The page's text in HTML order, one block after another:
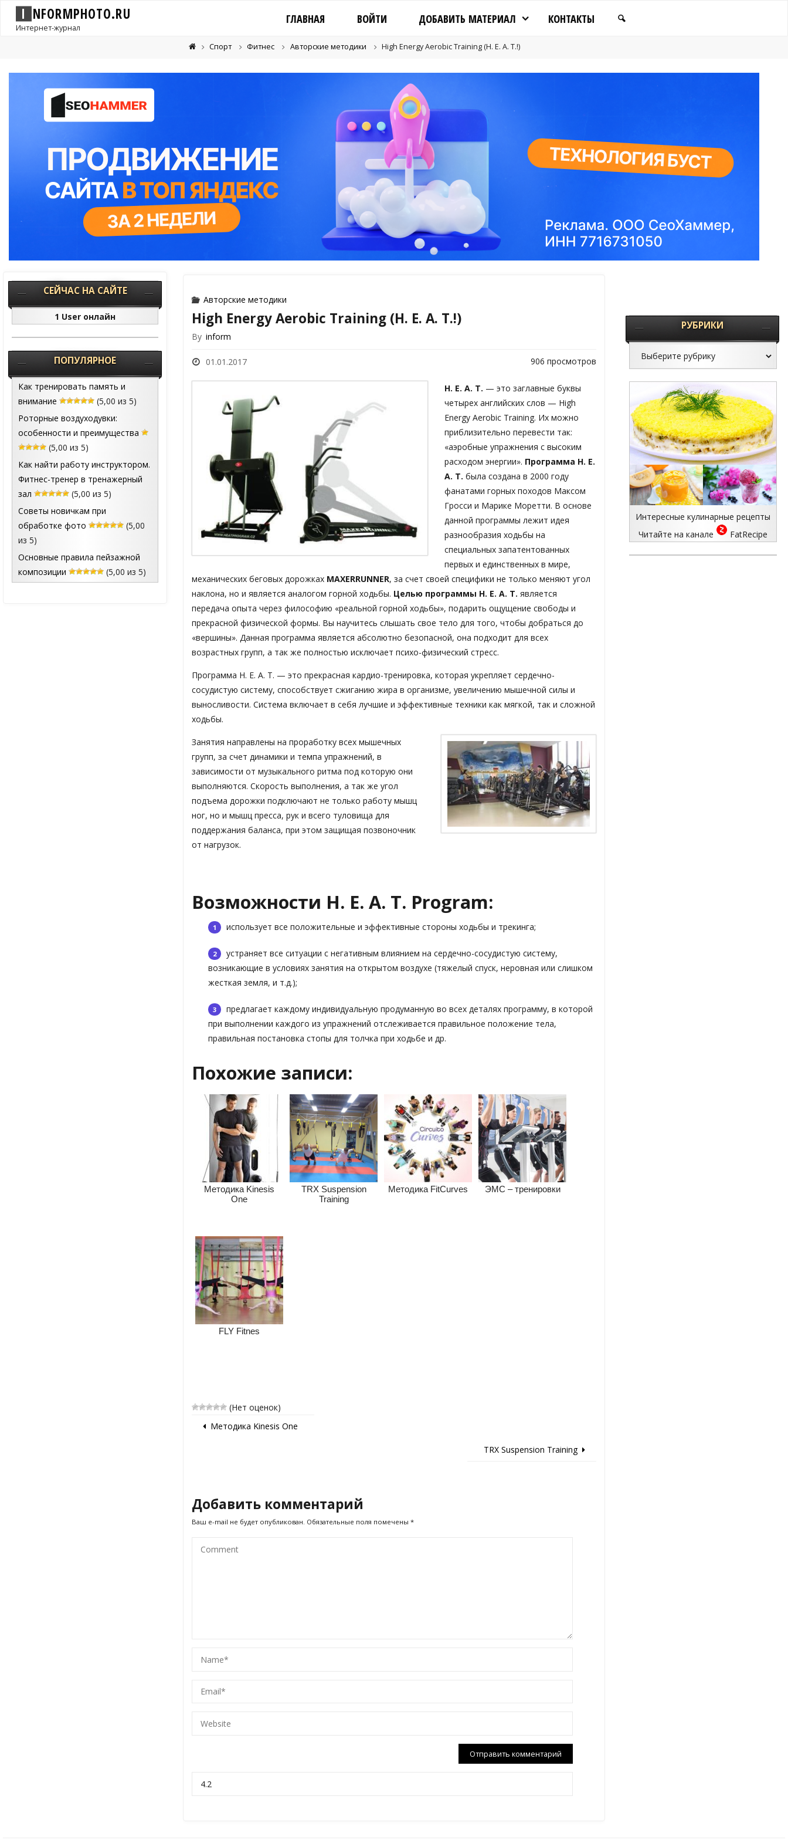
I NFORMPHOTO.RU
Интернет-журнал
ГЛАВНАЯ ВОЙТИ ДОБАВИТЬ МАТЕРИАЛ КОНТАКТЫ
Спорт Фитнес Авторские методики High Energy Аerobic Training (H. E. A. T.!)
Авторские методики
High Energy Аerobic Training (H. E. A. T.!)
By inform
01.01.2017 906 просмотров
H. E. A. T. — это заглавные буквы
четырех английских слов — High
Energy Аerobic Training. Их можно
приблизительно перевести так:
«аэробные упражнения с высоким
расходом энергии». Программа H. E.
A. T. была создана в 2000 году
фанатами горных походов Максом
Гросси и Марике Моретти. В основе
данной программы лежит идея
разнообразия ходьбы на
специальных запатентованных
первых и единственных в мире,
механических беговых дорожках MAXERRUNNER, за счет своей специфики не только меняют угол
наклона, но и является аналогом горной ходьбы. Целью программы H. E. A. T. является
передача опыта через философию «реальной горной ходьбы», подарить ощущение свободы и
прекрасной физической формы. Вы научитесь слышать свое тело для того, чтобы добраться до
«вершины». Данная программа является абсолютно безопасной, она подходит для всех
возрастных групп, а так же полностью исключает психо-физический стресс.
Программа H. E. A. T. — это прекрасная кардио-тренировка, которая укрепляет сердечно-
сосудистую систему, способствует сжиганию жира в организме, увеличению мышечной силы и
выносливости. Система включает в себя лучшие и эффективные техники как мягкой, так и сложной
ходьбы.
Занятия направлены на проработку всех мышечных
групп, за счет динамики и темпа упражнений, в
зависимости от музыкального ритма под которую они
выполняются. Скорость выполнения, а так же угол
подъема дорожки подключают не только работу мышц
ног, но и мышц пресса, рук и всего туловища для
поддержания баланса, при этом защищая позвоночник
от нагрузок.
Возможности H. E. A. T. Program:
использует все положительные и эффективные стороны ходьбы и трекинга;
устраняет все ситуации с негативным влиянием на сердечно-сосудистую систему,
возникающие в условиях занятия на открытом воздухе (тяжелый спуск, неровная или слишком
жесткая земля, и т.д.);
предлагает каждому индивидуальную продуманную во всех деталях программу, в которой
при выполнении каждого из упражнений отслеживается правильное положение тела,
правильная постановка стопы для толчка при ходьбе и др.
Похожие записи:
Методика Kinesis
One
TRX Suspension
Training
Методика FitCurves ЭМС – тренировки
FLY Fitnes
(Нет оценок)
Методика Kinesis One
TRX Suspension Training
Добавить комментарий
Ваш e-mail не будет опубликован. Обязательные поля помечены*
СЕЙЧАС НА САЙТЕ
1 User онлайн
ПОПУЛЯРНОЕ
Как тренировать память и
внимание
(5,00 из 5)
Роторные воздуходувки:
особенности и преимущества
(5,00 из 5)
Как найти работу инструктором.
Фитнес-тренер в тренажерный
зал
(5,00 из 5)
Советы новичкам при
обработке фото
(5,00
из 5)
Основные правила пейзажной
композиции
(5,00 из 5)
РУБРИКИ
Интересные кулинарные рецепты
Читайте на канале
FatRecipe